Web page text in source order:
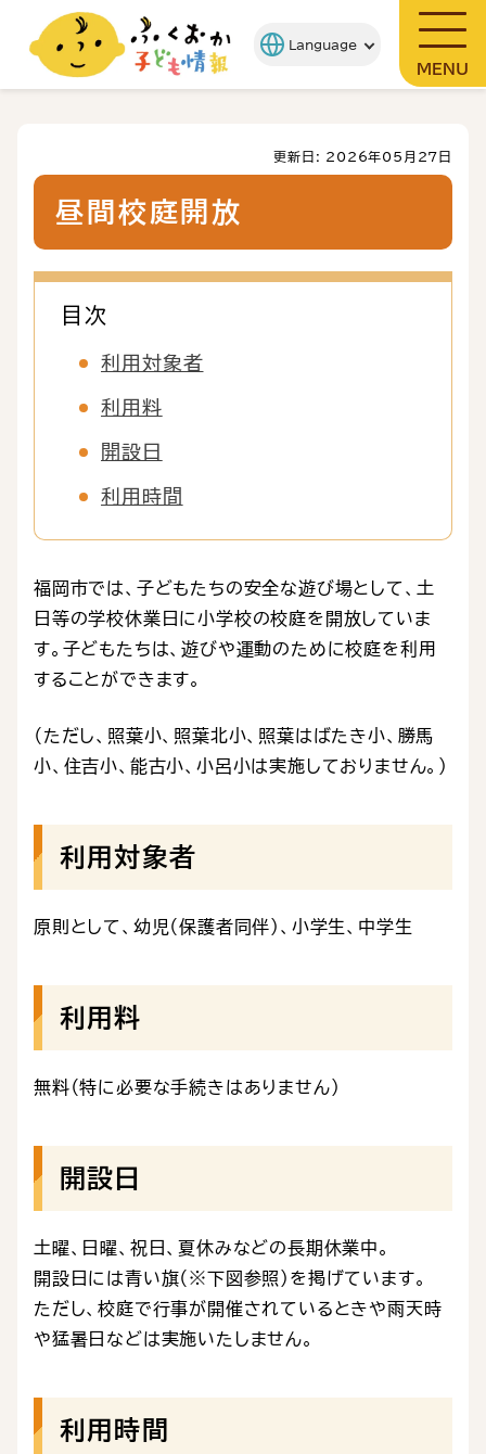
MENU
更新日: 2026年05月27日
昼間校庭開放
目次
利用対象者
利用料
開設日
利用時間
福岡市では、子どもたちの安全な遊び場として、土
日等の学校休業日に小学校の校庭を開放していま
す。子どもたちは、遊びや運動のために校庭を利用
することができます。
（ただし、照葉小、照葉北小、照葉はばたき小、勝馬
小、住吉小、能古小、小呂小は実施しておりません。）
利用対象者
原則として、幼児（保護者同伴）、小学生、中学生
利用料
無料（特に必要な手続きはありません）
開設日
土曜、日曜、祝日、夏休みなどの長期休業中。
開設日には青い旗（※下図参照）を掲げています。
ただし、校庭で行事が開催されているときや雨天時
や猛暑日などは実施いたしません。
利用時間